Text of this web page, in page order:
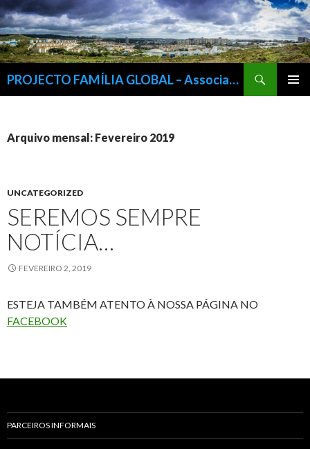
PROJECTO FAMÍLIA GLOBAL – Associação Para a Inserção Sócio-Cultural e Profissional da Família, IPSS
CONTEÚDO
Arquivo mensal: Fevereiro 2019
UNCATEGORIZED
SEREMOS SEMPRE
NOTÍCIA…
FEVEREIRO 2, 2019
ESTEJA TAMBÉM ATENTO À NOSSA PÁGINA NO
FACEBOOK
PARCEIROS INFORMAIS